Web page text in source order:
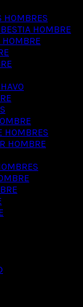
HOMBRES
HOMBRE
HOMBRES
HOMBRE